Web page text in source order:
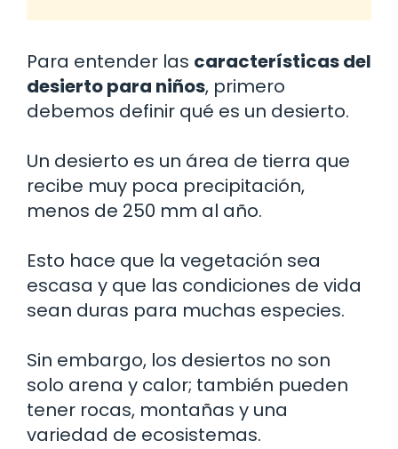
Para entender las características del
desierto para niños, primero
debemos definir qué es un desierto.
Un desierto es un área de tierra que
recibe muy poca precipitación,
menos de 250 mm al año.
Esto hace que la vegetación sea
escasa y que las condiciones de vida
sean duras para muchas especies.
Sin embargo, los desiertos no son
solo arena y calor; también pueden
tener rocas, montañas y una
variedad de ecosistemas.